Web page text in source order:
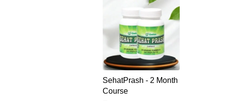
SehatPrash - 2 Month
Course